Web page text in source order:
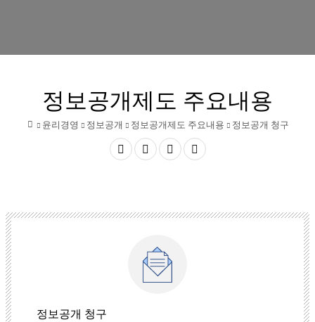
산
정보공개제도 주요내용
윤리경영 정보공개 정보공개제도 주요내용 정보공개 청구
하
정보공개 청구